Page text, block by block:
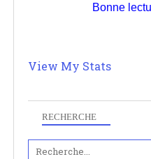
RECHERCHE
Bonne
View My Stats